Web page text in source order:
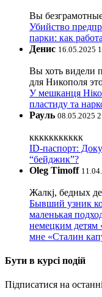
Вы
Убийство
парки: как
Денис 16.05.2025
Вы хоть видели
для Никополя
У мешканця
пластиду та
Рауль 08.05.2025
ккккккккккк
ID-паспорт:
“бейджик”?
Oleg Timoff
Жалкj, бедных
Бывший узник
маленькая
немецким детям
мне «Сталин
Бути в курсі подій
Підписатися на